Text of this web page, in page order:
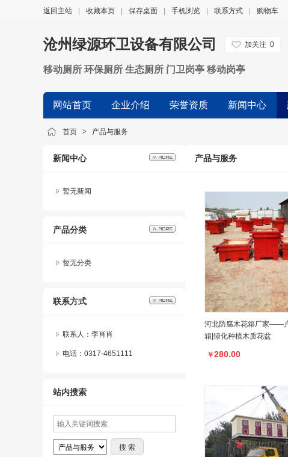
返回主站 收藏本页 保存桌面 手机浏览 联系方式 购物车
沧州绿源环卫设备有限公司 加关注 0
移动厕所 环保厕所 生态厕所 门卫岗亭 移动岗亭
网站首页 企业介绍 荣誉资质 新闻中心
首页 > 产品与服务
新闻中心
暂无新闻
产品分类
暂无分类
联系方式
联系人：李肖肖
电话：0317-4651111
站内搜索
产品与服务
河北防腐木花箱厂家——
箱|绿化种植木质花盆
￥280.00